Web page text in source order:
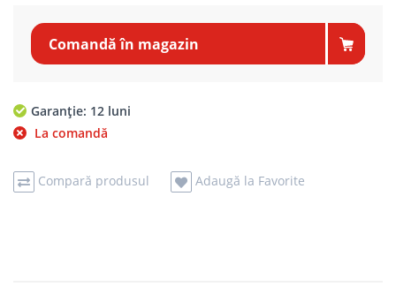
Comandă în magazin
Garanție: 12 luni
La comandă
Compară produsul Adaugă la Favorite